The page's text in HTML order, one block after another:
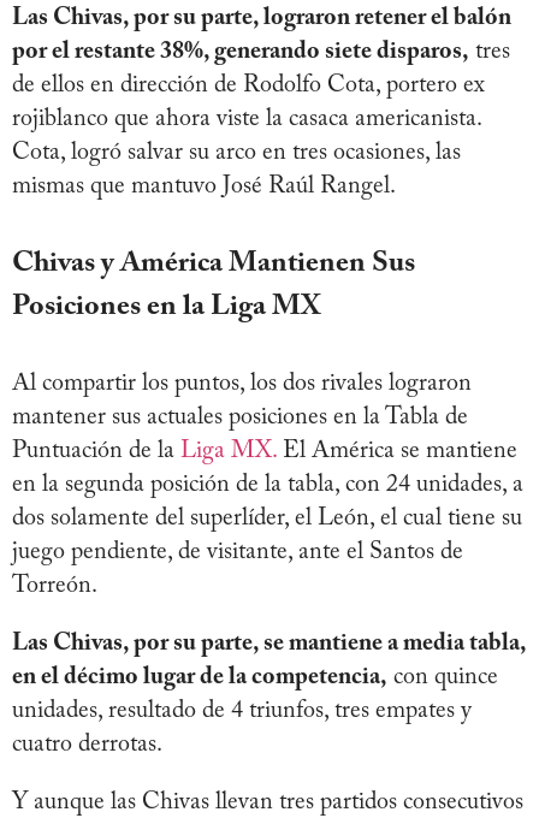
Las Chivas, por su parte, lograron retener el balón
por el restante 38%, generando siete disparos, tres
de ellos en dirección de Rodolfo Cota, portero ex
rojiblanco que ahora viste la casaca americanista.
Cota, logró salvar su arco en tres ocasiones, las
mismas que mantuvo José Raúl Rangel.
Chivas y América Mantienen Sus
Posiciones en la Liga MX
Al compartir los puntos, los dos rivales lograron
mantener sus actuales posiciones en la Tabla de
Puntuación de la Liga MX. El América se mantiene
en la segunda posición de la tabla, con 24 unidades, a
dos solamente del superlíder, el León, el cual tiene su
juego pendiente, de visitante, ante el Santos de
Torreón.
Las Chivas, por su parte, se mantiene a media tabla,
en el décimo lugar de la competencia, con quince
unidades, resultado de 4 triunfos, tres empates y
cuatro derrotas.
Y aunque las Chivas llevan tres partidos consecutivos